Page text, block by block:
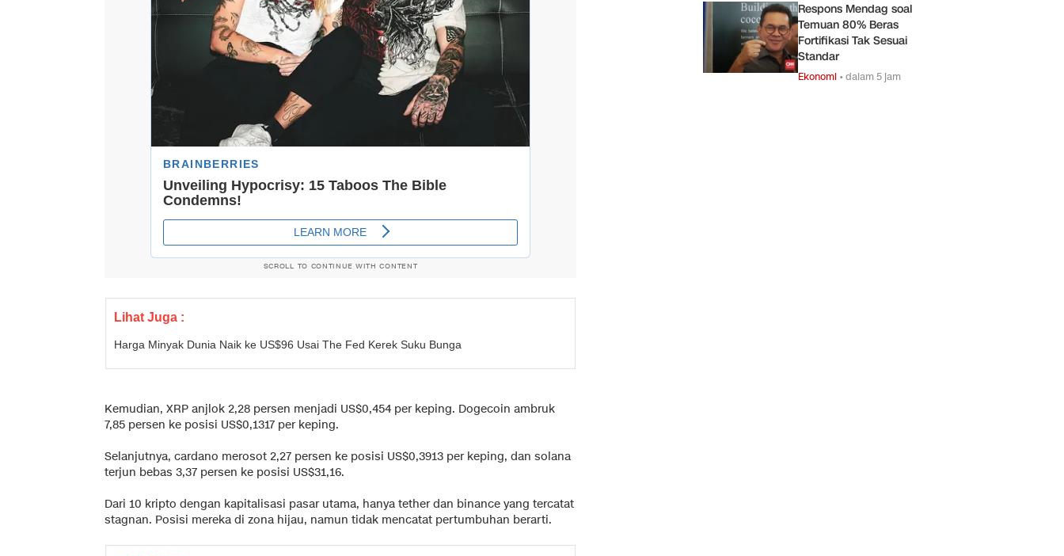
SCROLL TO CONTINUE WITH CONTENT
Lihat Juga :
Harga Minyak Dunia Naik ke US$96 Usai The Fed Kerek Suku Bunga
Kemudian, XRP anjlok 2,28 persen menjadi US$0,454 per keping. Dogecoin ambruk
7,85 persen ke posisi US$0,1317 per keping.
Selanjutnya, cardano merosot 2,27 persen ke posisi US$0,3913 per keping, dan solana
terjun bebas 3,37 persen ke posisi US$31,16.
Dari 10 kripto dengan kapitalisasi pasar utama, hanya tether dan binance yang tercatat
stagnan. Posisi mereka di zona hijau, namun tidak mencatat pertumbuhan berarti.
Respons Mendag soal
Temuan 80% Beras
Fortifikasi Tak Sesuai
Standar
Ekonomi •dalam 5 jam